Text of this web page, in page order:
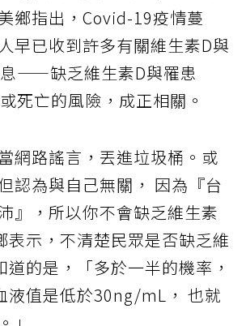
鄉指出，Covid-19疫情蔓
早已收到許多有關維生素D與
——缺乏維生素D與罹患
死亡的風險，成正相關。
網路謠言，丟進垃圾桶。或
認為與自己無關， 因為『台
』，所以你不會缺乏維生素
表示，不清楚民眾是否缺乏維
道的是，「多於一半的機率，
液值是低於30ng/mL， 也就